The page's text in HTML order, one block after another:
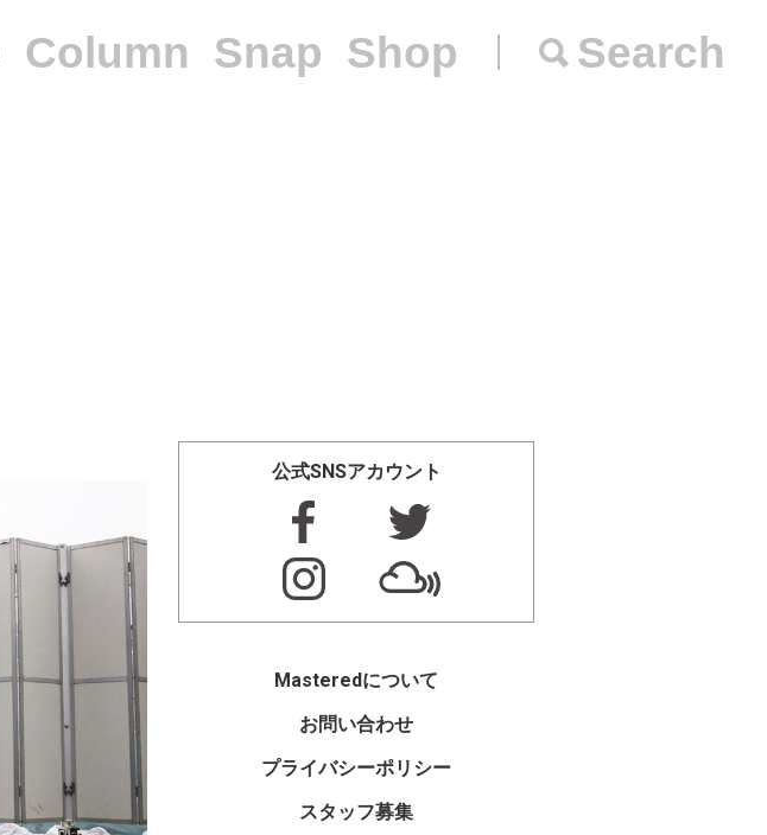
Column Snap Shop Search
公式SNSアカウント
Masteredについて
お問い合わせ
プライバシーポリシー
スタッフ募集